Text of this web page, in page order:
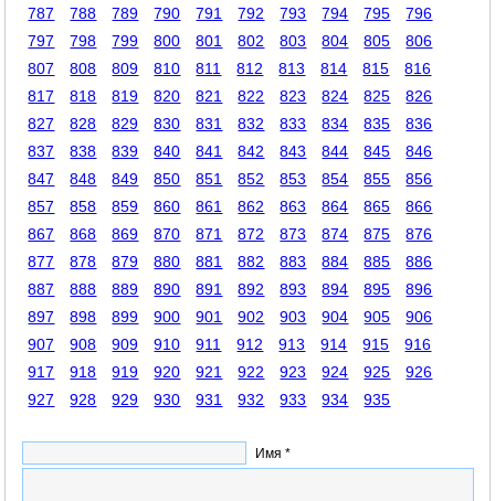
787
788 789 790 791 792 793 794 795
796
797
798 799 800 801 802 803 804 805
806
807
808 809 810 811 812 813 814 815
816
817
818 819 820 821 822 823 824 825
826
827
828 829 830 831 832 833 834 835
836
837
838 839 840 841 842 843 844 845
846
847
848 849 850 851 852 853 854 855
856
857
858 859 860 861 862 863 864 865
866
867
868 869 870 871 872 873 874 875
876
877
878 879 880 881 882 883 884 885
886
887
888 889 890 891 892 893 894 895
896
897
898 899 900 901 902 903 904 905
906
907
908 909 910 911 912 913 914 915
916
917
918 919 920 921 922 923 924 925
926
927
928 929 930 931 932 933 934 935
Имя *